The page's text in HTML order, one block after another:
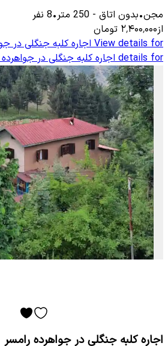
مجن•بدون اتاق -
250 متر•
8 نفر
از۲٬۴۰۰٬۰۰۰ تومان
View details for اجاره کلبه جنگلی در
details for اجاره کلبه جنگلی در
اجاره کلبه جنگلی در جواهرده رامسر